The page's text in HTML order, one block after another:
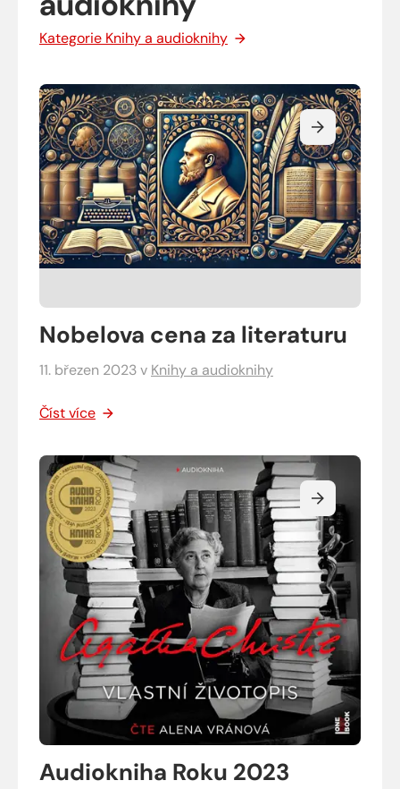
Kategorie Knihy a audioknihy
Nobelova cena za literaturu
11. březen 2023v Knihy a audioknihy
Číst více
Audiokniha Roku 2023